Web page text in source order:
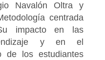
Navalón Oltra y
centrada
impacto en las
y en el
de los estudiantes